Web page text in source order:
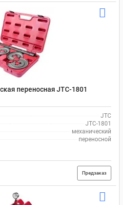
переносная JTC-1801
JTC
JTC-1801
механический
переносной
Предзаказ